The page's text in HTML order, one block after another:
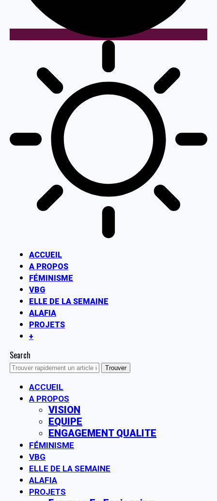
ACCUEIL
A PROPOS
FÉMINISME
VBG
ELLE DE LA SEMAINE
ALAFIA
PROJETS
+
Search
ACCUEIL
A PROPOS
VISION
EQUIPE
ENGAGEMENT QUALITE
FÉMINISME
VBG
ELLE DE LA SEMAINE
ALAFIA
PROJETS